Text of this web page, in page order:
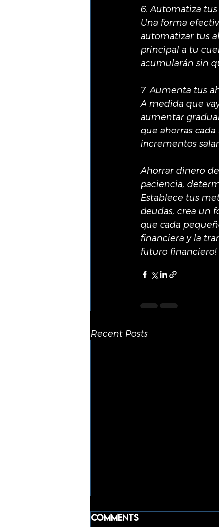
6. Automatiza tus
Una forma
automatizar tus
principal a tu
acumularán sin
7. Aumenta tus
A medida que
aumentar
que ahorras
incrementos
Ahorrar dinero
paciencia,
Establece tus
deudas, crea un
que cada
financiera y la
futuro financiero!
Recent Posts
Comments